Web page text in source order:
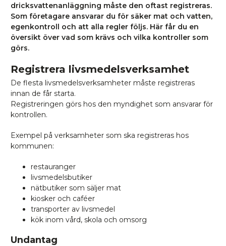
dricksvattenanläggning måste den oftast registreras.
Som företagare ansvarar du för säker mat och vatten,
egenkontroll och att alla regler följs. Här får du en
översikt över vad som krävs och vilka kontroller som
görs.
Registrera livsmedelsverksamhet
De flesta livsmedelsverksamheter måste registreras
innan de får starta.
Registreringen görs hos den myndighet som ansvarar för
kontrollen.
Exempel på verksamheter som ska registreras hos
kommunen:
restauranger
livsmedelsbutiker
nätbutiker som säljer mat
kiosker och caféer
transporter av livsmedel
kök inom vård, skola och omsorg
Undantag